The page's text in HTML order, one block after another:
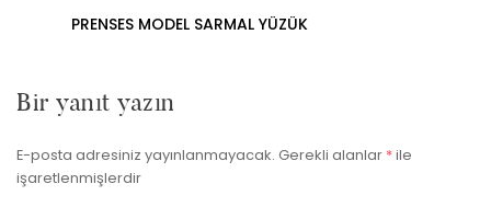
PRENSES MODEL SARMAL YÜZÜK
Bir yanıt yazın
E-posta adresiniz yayınlanmayacak. Gerekli alanlar *ile
işaretlenmişlerdir